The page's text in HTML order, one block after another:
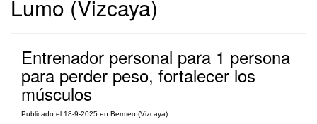
Lumo (Vizcaya)
Entrenador personal para 1 persona
para perder peso, fortalecer los
músculos
Publicado el 18-9-2025 en Bermeo (Vizcaya)